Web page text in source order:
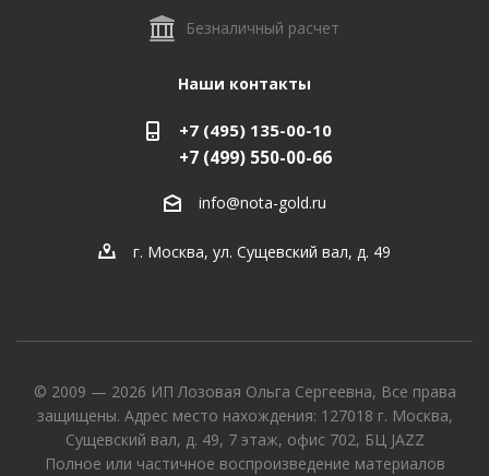
Безналичный расчет
Наши контакты
+7 (495) 135-00-10
+7 (499) 550-00-66
info@nota-gold.ru
г. Москва, ул. Сущевский вал, д. 49
© 2009 — 2026 ИП Лозовая Ольга Сергеевна, Все права
защищены. Адрес место нахождения: 127018 г. Москва,
Сущевский вал, д. 49, 7 этаж, офис 702, БЦ JAZZ
Полное или частичное воспроизведение материалов